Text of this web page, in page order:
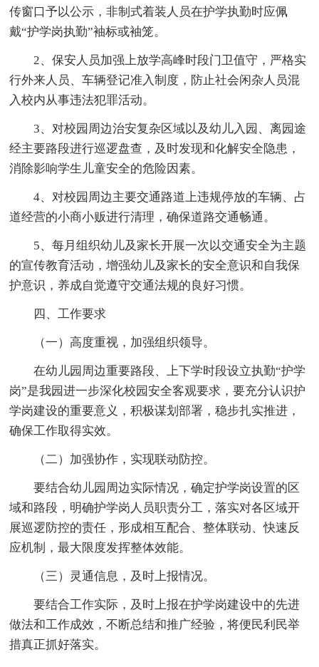
传窗口予以公示，非制式着装人员在护学执勤时应佩
戴“护学岗执勤”袖标或袖笼。
2、保安人员加强上放学高峰时段门卫值守，严格实
行外来人员、车辆登记准入制度，防止社会闲杂人员混
入校内从事违法犯罪活动。
3、对校园周边治安复杂区域以及幼儿入园、离园途
经主要路段进行巡逻盘查，及时发现和化解安全隐患，
消除影响学生儿童安全的危险因素。
4、对校园周边主要交通路道上违规停放的车辆、占
道经营的小商小贩进行清理，确保道路交通畅通。
5、每月组织幼儿及家长开展一次以交通安全为主题
的宣传教育活动，增强幼儿及家长的安全意识和自我保
护意识，养成自觉遵守交通法规的良好习惯。
四、工作要求
（一）高度重视，加强组织领导。
在幼儿园周边重要路段、上下学时段设立执勤“护学
岗”是我园进一步深化校园安全客观要求，要充分认识护
学岗建设的重要意义，积极谋划部署，稳步扎实推进，
确保工作取得实效。
（二）加强协作，实现联动防控。
要结合幼儿园周边实际情况，确定护学岗设置的区
域和路段，明确护学岗人员职责分工，落实对各区域开
展巡逻防控的责任，形成相互配合、整体联动、快速反
应机制，最大限度发挥整体效能。
（三）灵通信息，及时上报情况。
要结合工作实际，及时上报在护学岗建设中的先进
做法和工作成效，不断总结和推广经验，将便民利民举
措真正抓好落实。